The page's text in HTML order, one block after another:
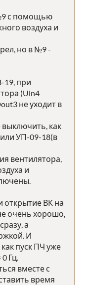
с помощью
воздуха и
но в №9 -
19, при
(Uin4
не уходит в
выключить, как
УП-09-18(в
вентилятора,
и
открытие ВК на
очень хорошо,
а
И
пуск ПЧ уже
Гц.
вместе с
время